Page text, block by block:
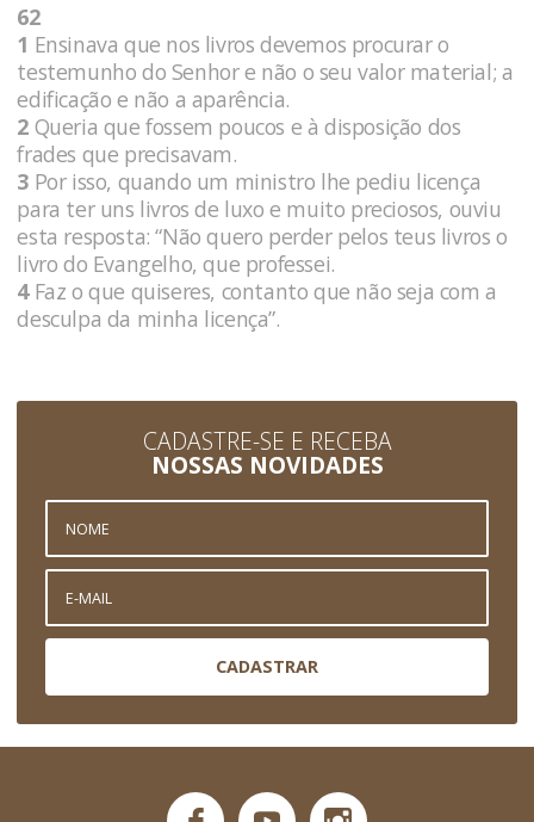
62
1 Ensinava que nos livros devemos procurar o
testemunho do Senhor e não o seu valor material; a
edificação e não a aparência.
2 Queria que fossem poucos e à disposição dos
frades que precisavam.
3 Por isso, quando um ministro lhe pediu licença
para ter uns livros de luxo e muito preciosos, ouviu
esta resposta: “Não quero perder pelos teus livros o
livro do Evangelho, que professei.
4Faz o que quiseres, contanto que não seja com a
desculpa da minha licença”.
CADASTRE-SE E RECEBA
NOSSAS NOVIDADES
CADASTRAR